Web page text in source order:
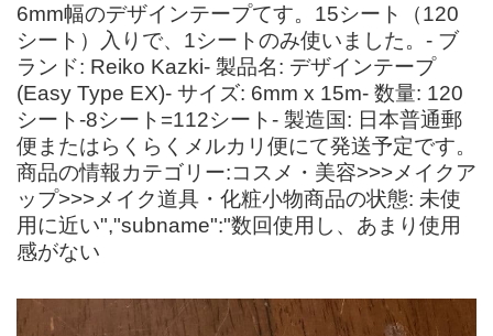
6mm幅のデザインテープてす。15シート（120
シート）入りで、1シートのみ使いました。- ブ
ランド: Reiko Kazki- 製品名: デザインテープ
(Easy Type EX)- サイズ: 6mm x 15m- 数量: 120
シート-8シート=112シート- 製造国: 日本普通郵
便またはらくらくメルカリ便にて発送予定です。
商品の情報カテゴリー:コスメ・美容>>>メイクア
ップ>>>メイク道具・化粧小物商品の状態: 未使
用に近い","subname":"数回使用し、あまり使用
感がない